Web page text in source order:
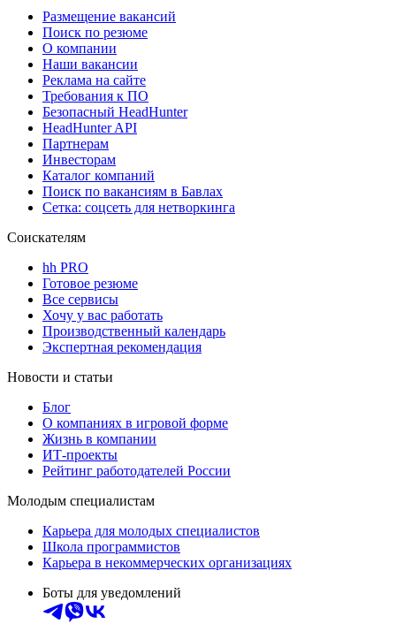
Размещение вакансий
Поиск по резюме
О компании
Наши вакансии
Реклама на сайте
Требования к ПО
Безопасный HeadHunter
HeadHunter API
Партнерам
Инвесторам
Каталог компаний
Поиск по вакансиям в Бавлах
Сетка: соцсеть для нетворкинга
Соискателям
hh PRO
Готовое резюме
Все сервисы
Хочу у вас работать
Производственный календарь
Экспертная рекомендация
Новости и статьи
Блог
О компаниях в игровой форме
Жизнь в компании
ИТ-проекты
Рейтинг работодателей России
Молодым специалистам
Карьера для молодых специалистов
Школа программистов
Карьера в некоммерческих организациях
Боты для уведомлений